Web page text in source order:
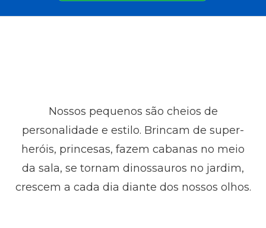
Nossos pequenos são cheios de
personalidade e estilo. Brincam de super-
heróis, princesas, fazem cabanas no meio
da sala, se tornam dinossauros no jardim,
crescem a cada dia diante dos nossos olhos.